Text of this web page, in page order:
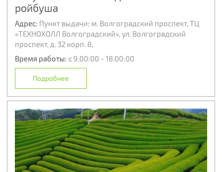
ройбуша
Адрес: Пункт выдачи: м. Волгоградский проспект, ТЦ
«ТЕХНОХОЛЛ Волгоградский», ул. Волгоградский
проспект, д. 32 корп. 8,
Время работы: с 9.00:00 - 18.00:00
Подробнее